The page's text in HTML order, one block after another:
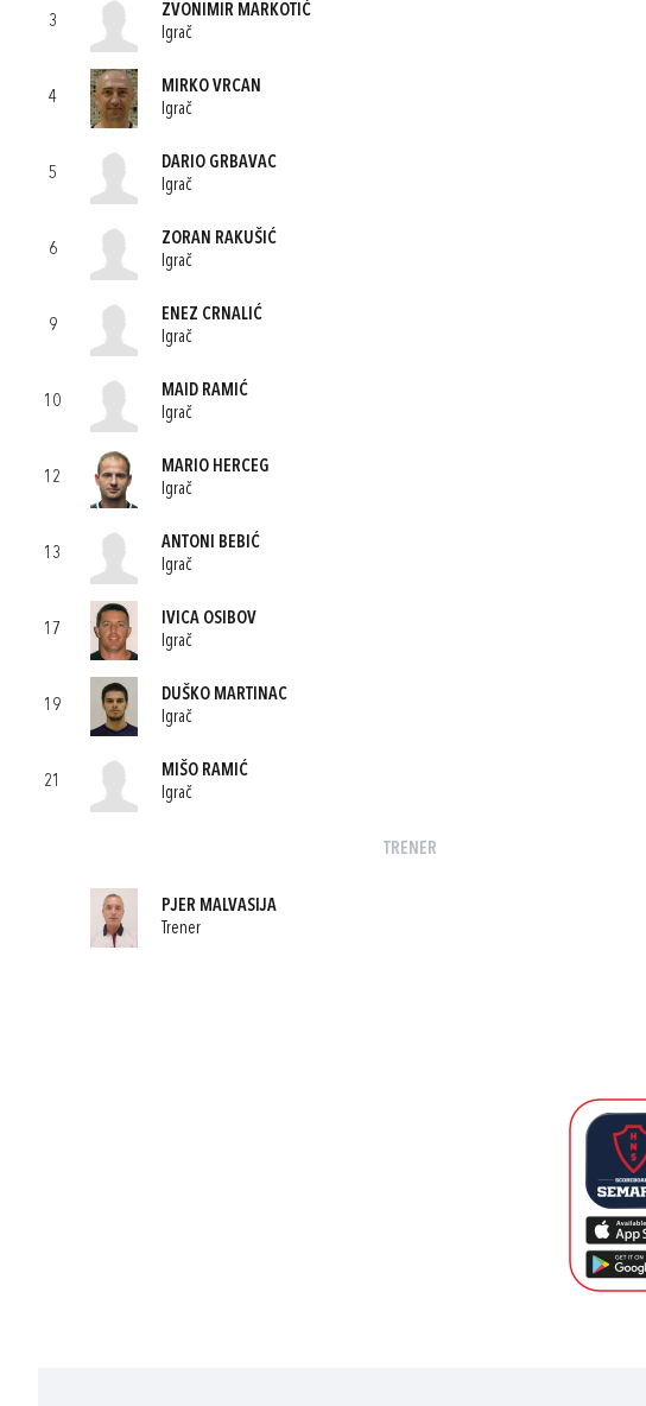
3
ZVONIMIR MARKOTIĆ
Igrač
4
MIRKO VRCAN
Igrač
5
DARIO GRBAVAC
Igrač
6
ZORAN RAKUŠIĆ
Igrač
9
ENEZ CRNALIĆ
Igrač
10
MAID RAMIĆ
Igrač
12
MARIO HERCEG
Igrač
13
ANTONI BEBIĆ
Igrač
17
IVICA OSIBOV
Igrač
19
DUŠKO MARTINAC
Igrač
21
MIŠO RAMIĆ
Igrač
TRENER
PJER MALVASIJA
Trener